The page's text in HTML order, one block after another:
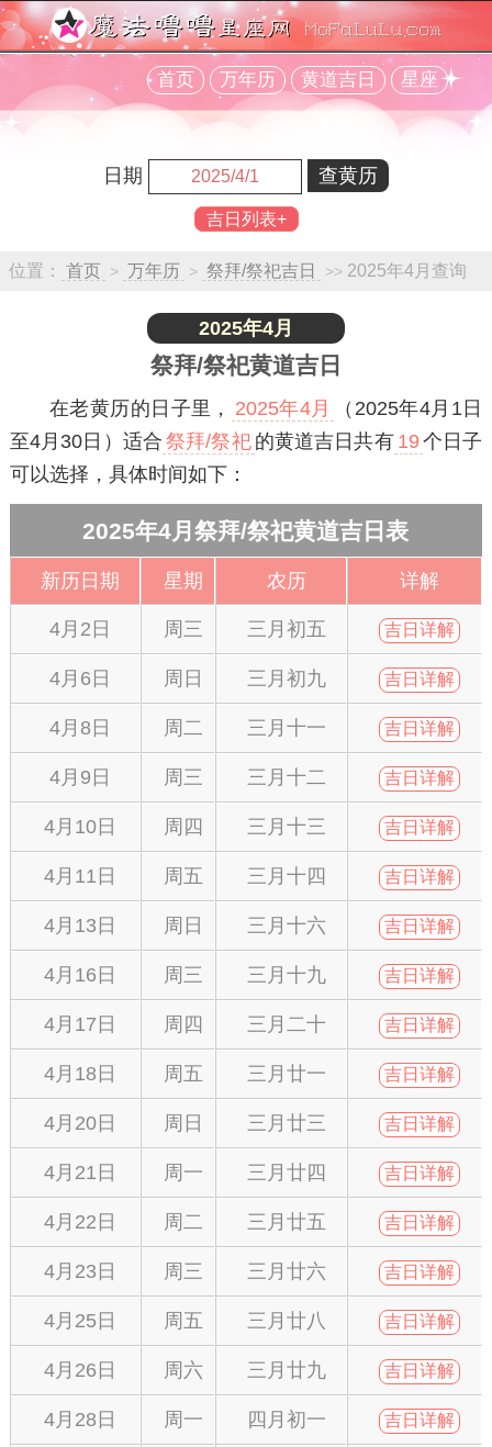
首页 万年历 黄道吉日 星座
日期
吉日列表+
位置： 首页 > 万年历 > 祭拜/祭祀吉日 >> 2025年4月查询
2025年4月
祭拜/祭祀黄道吉日
在老黄历的日子里， 2025年4月
（2025年4月1日
至4月30日）适合 祭拜/祭祀 的黄道吉日共有 19 个日子
可以选择，具体时间如下：
2025年4月祭拜/祭祀黄道吉日表
新历日期 星期 农历 详解
4月2日 周三 三月初五 吉日详解
4月6日 周日 三月初九 吉日详解
4月8日 周二 三月十一 吉日详解
4月9日 周三 三月十二 吉日详解
4月10日 周四 三月十三 吉日详解
4月11日 周五 三月十四 吉日详解
4月13日 周日 三月十六 吉日详解
4月16日 周三 三月十九 吉日详解
4月17日 周四 三月二十 吉日详解
4月18日 周五 三月廿一 吉日详解
4月20日 周日 三月廿三 吉日详解
4月21日 周一 三月廿四 吉日详解
4月22日 周二 三月廿五 吉日详解
4月23日 周三 三月廿六 吉日详解
4月25日 周五 三月廿八 吉日详解
4月26日 周六 三月廿九 吉日详解
4月28日 周一 四月初一 吉日详解